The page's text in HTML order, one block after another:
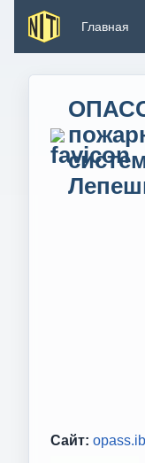
Главная
ОПАСС
Сайт: